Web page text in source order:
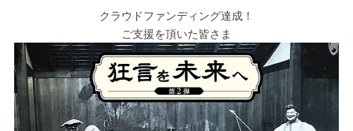
クラウドファンディング達成！
ご支援を頂いた皆さま